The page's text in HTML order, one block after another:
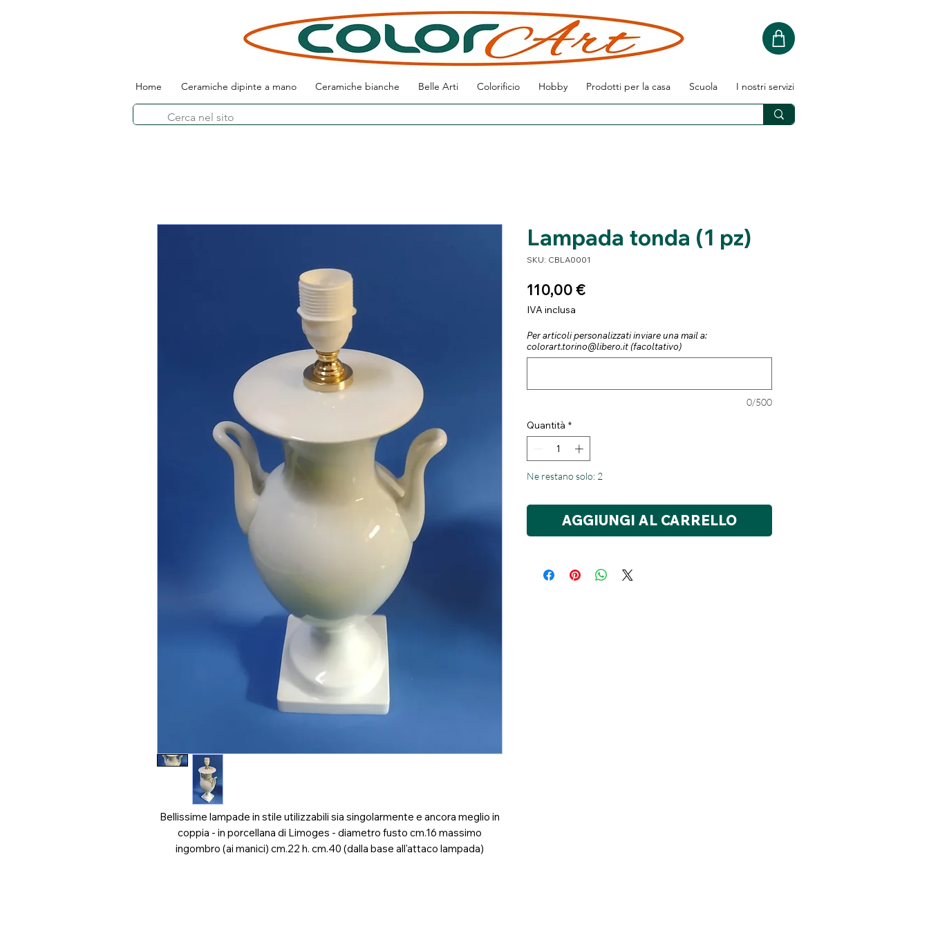
Home Ceramiche dipinte a mano Ceramiche bianche Belle Arti Colorificio Hobby Prodotti per la casa Scuola I nostri servizi
Bellissime lampade in stile utilizzabili sia singolarmente e ancora meglio in
coppia - in porcellana di Limoges - diametro fusto cm.16 massimo
ingombro (ai manici) cm.22 h. cm.40 (dalla base all'attaco lampada)
Lampada tonda (1 pz)
SKU: CBLA0001
110,00 €Prezzo
IVA inclusa
Per articoli personalizzati inviare una mail a:
colorart.torino@libero.it (facoltativo)
0/500
Quantità *
Ne restano solo: 2
AGGIUNGI AL CARRELLO